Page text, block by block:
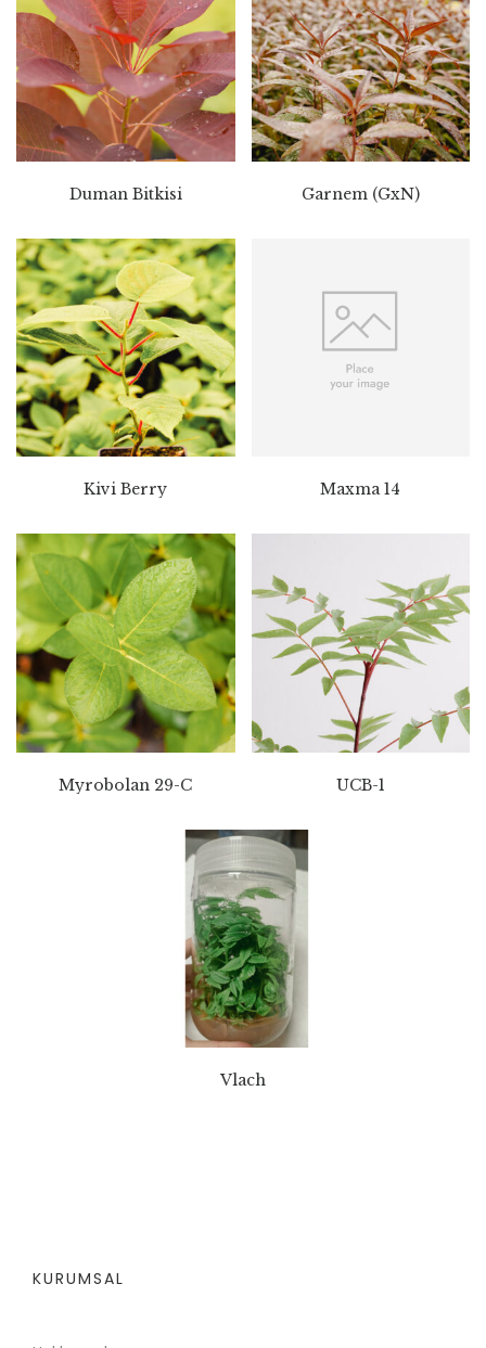
Duman Bitkisi Garnem (GxN)
Kivi Berry Maxma 14
Myrobolan 29-C UCB-1
Vlach
KURUMSAL